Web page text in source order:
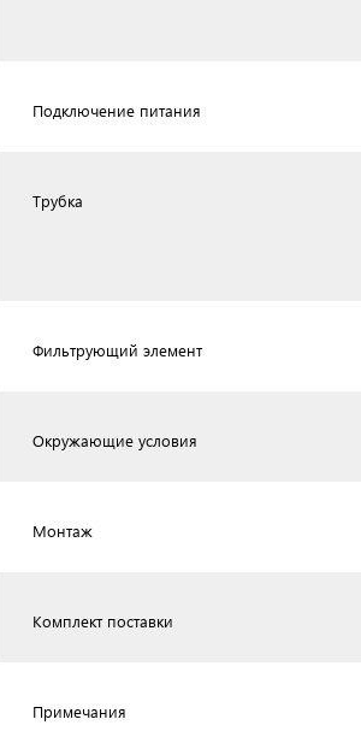
Подключение питания
Трубка
Фильтрующий элемент
Окружающие условия
Монтаж
Комплект поставки
Примечания